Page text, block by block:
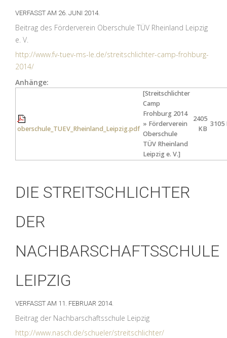
VERFASST AM 26. JUNI 2014.
Beitrag des Förderverein Oberschule TÜV Rheinland Leipzig
e. V.
http://www.fv-tuev-ms-le.de/streitschlichter-camp-frohburg-
2014/
Anhänge:
oberschule_TUEV_Rheinland_Leipzig.pdf
[Streitschlichter
Camp
Frohburg 2014
» Förderverein
Oberschule
TÜV Rheinland
Leipzig e. V.]
2405
KB
3105
DIE STREITSCHLICHTER
DER
NACHBARSCHAFTSSCHULE
LEIPZIG
VERFASST AM 11. FEBRUAR 2014.
Beitrag der Nachbarschaftsschule Leipzig
http://www.nasch.de/schueler/streitschlichter/